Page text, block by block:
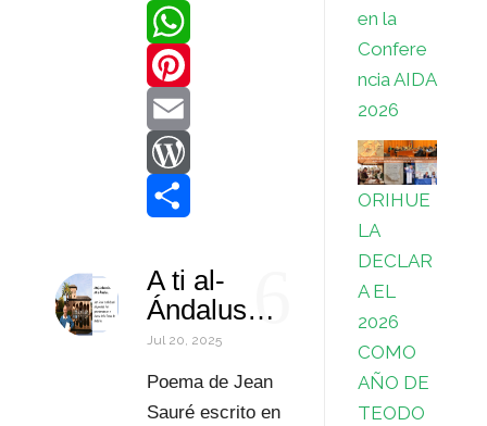
c
e
b
o
o
w
t
e
L
n
k
e
I
n
W
h
a
A
p
p
P
n
e
r
e
s
E
m
i
l
W
r
d
P
r
o
m
p
a
6
A ti al-
Ándalus…
Jul 20, 2025
Poema de Jean
Sauré escrito en
en la
Confere
ncia AIDA
2026
ORIHUE
LA
DECLAR
A EL
2026
COMO
AÑO DE
TEODO